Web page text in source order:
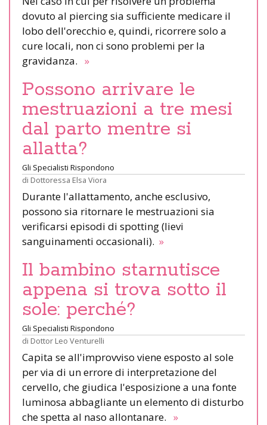
dovuto al piercing sia sufficiente medicare il
lobo dell'orecchio e, quindi, ricorrere solo a
cure locali, non ci sono problemi per la
gravidanza. »
Possono arrivare le
mestruazioni a tre mesi
dal parto mentre si
allatta?
Gli Specialisti Rispondono
di Dottoressa Elsa Viora
Durante l'allattamento, anche esclusivo,
possono sia ritornare le mestruazioni sia
verificarsi episodi di spotting (lievi
sanguinamenti occasionali). »
Il bambino starnutisce
appena si trova sotto il
sole: perché?
Gli Specialisti Rispondono
di Dottor Leo Venturelli
Capita se all'improvviso viene esposto al sole
per via di un errore di interpretazione del
cervello, che giudica l'esposizione a una fonte
luminosa abbagliante un elemento di disturbo
che spetta al naso allontanare. »